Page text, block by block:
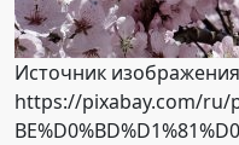
Источник
https://pixabay.com/ru/